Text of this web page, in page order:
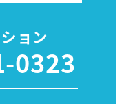
ョン
0323